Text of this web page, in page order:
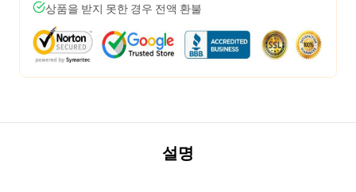
상품을 받지 못한 경우 전액 환불
설명